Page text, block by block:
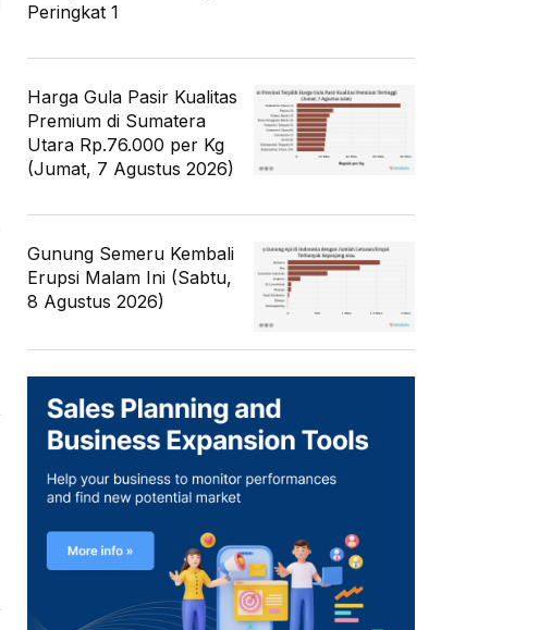
Peringkat 1
Harga Gula Pasir Kualitas
Premium di Sumatera
Utara Rp.76.000 per Kg
(Jumat, 7 Agustus 2026)
Gunung Semeru Kembali
Erupsi Malam Ini (Sabtu,
8 Agustus 2026)